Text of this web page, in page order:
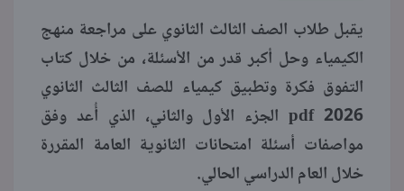
بوابة الطلبة
ملفات
منوعات
يقبل طلاب الصف الثالث الثانوي على مراجعة منهج
الكيمياء وحل أكبر قدر من الأسئلة، من خلال كتاب
التفوق فكرة وتطبيق كيمياء للصف الثالث الثانوي
2026 pdf الجزء الأول والثاني، الذي أُعد وفق
مواصفات أسئلة امتحانات الثانوية العامة المقررة
خلال العام الدراسي الحالي.